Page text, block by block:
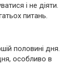
і не діяти.
питань.
половині дня.
особливо в